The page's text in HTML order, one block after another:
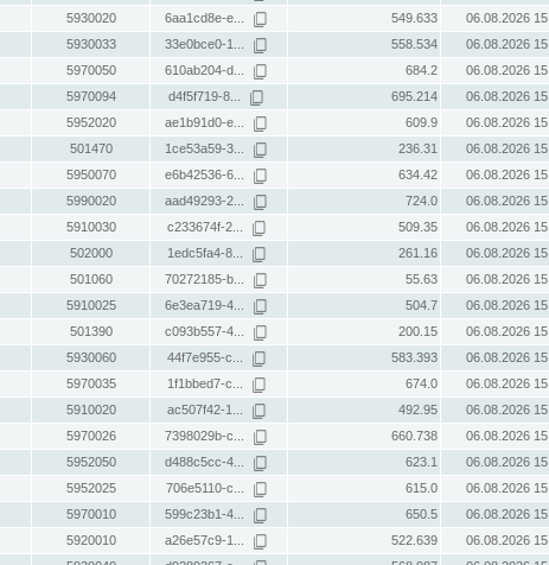
5930020 6aa1cd8e-e... 549.633
06.08.2026
5930033 33e0bce0-1... 558.534
06.08.2026
5970050 610ab204-d... 684.2
06.08.2026
5970094 d4f5f719-8... 695.214
06.08.2026
5952020 ae1b91d0-e... 609.9
06.08.2026
501470 1ce53a59-3... 236.31
06.08.2026
5950070 e6b42536-6... 634.42
06.08.2026
5990020 aad49293-2... 724.0
06.08.2026
5910030 c233674f-2... 509.35
06.08.2026
502000 1edc5fa4-8... 261.16
06.08.2026
501060 70272185-b... 55.63
06.08.2026
5910025 6e3ea719-4... 504.7
06.08.2026
501390 c093b557-4... 200.15
06.08.2026
5930060 44f7e955-c... 583.393
06.08.2026
5970035 1f1bbed7-c... 674.0
06.08.2026
5910020 ac507f42-1... 492.95
06.08.2026
5970026 7398029b-c... 660.738
06.08.2026
5952050 d488c5cc-4... 623.1
06.08.2026
5952025 706e5110-c... 615.0
06.08.2026
5970010 599c23b1-4... 650.5
06.08.2026
5920010 a26e57c9-1... 522.639
06.08.2026